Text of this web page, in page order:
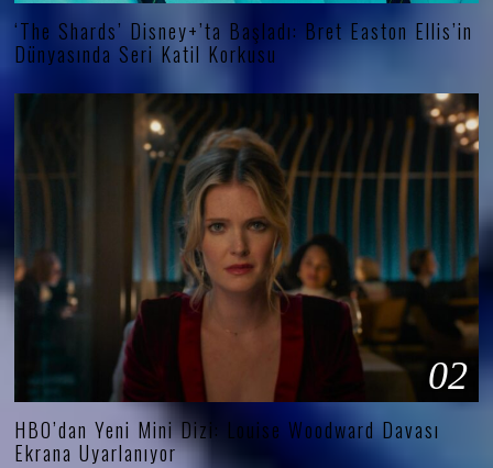
‘The Shards’ Disney+’ta Başladı: Bret Easton Ellis’in
Dünyasında Seri Katil Korkusu
02
HBO’dan Yeni Mini Dizi: Louise Woodward Davası
Ekrana Uyarlanıyor